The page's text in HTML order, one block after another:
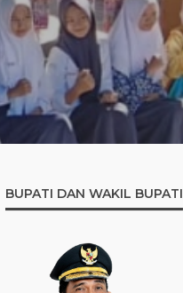
BUPATI DAN WAKIL BUPATI